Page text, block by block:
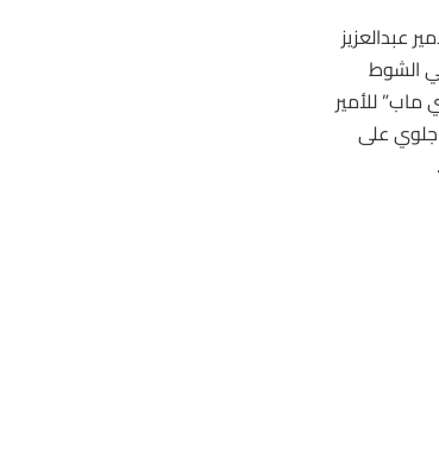
عبدالعزيز
الشوط
متر، تُوج الجواد “ماي ماب” للأمير
جلوي على